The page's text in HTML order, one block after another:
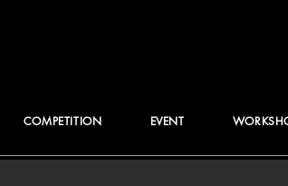
COMPETITION EVENT